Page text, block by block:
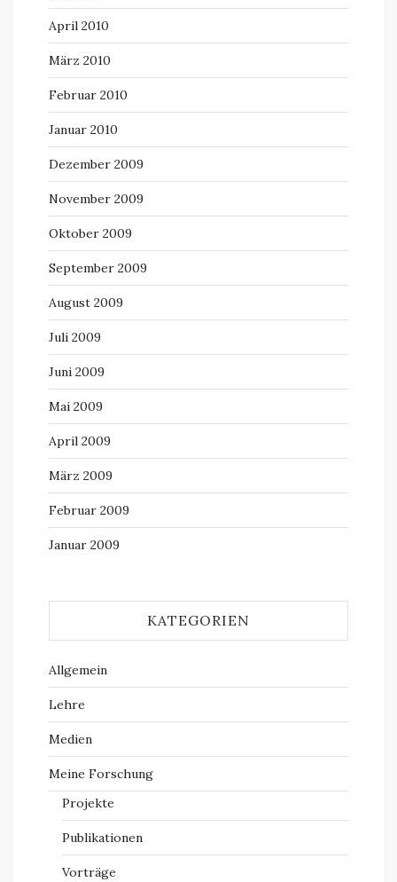
April 2010
März 2010
Februar 2010
Januar 2010
Dezember 2009
November 2009
Oktober 2009
September 2009
August 2009
Juli 2009
Juni 2009
Mai 2009
April 2009
März 2009
Februar 2009
Januar 2009
KATEGORIEN
Allgemein
Lehre
Medien
Meine Forschung
Projekte
Publikationen
Vorträge